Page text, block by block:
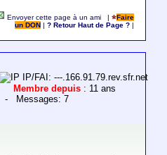
Envoyer cette page à un ami |
Faire
un DON
|? Retour Haut de Page ?
IP/FAI: ---.166.91.79.rev.sfr.net
Membre depuis : 11 ans
- Messages: 7